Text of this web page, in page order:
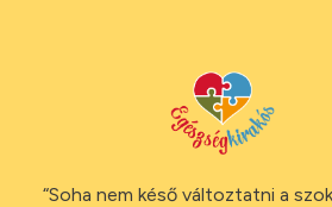
“Soha nem késő változtatni a